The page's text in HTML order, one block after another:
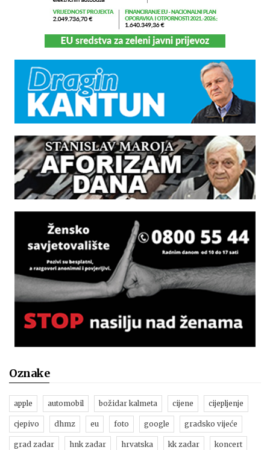
Oznake
apple automobil božidar kalmeta cijene cijepljenje
cjepivo dhmz eu foto google gradsko vijeće
grad zadar hnk zadar hrvatska kk zadar koncert